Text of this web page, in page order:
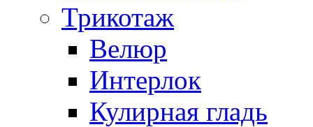
Трикотаж
Велюр
Интерлок
Кулирная гладь